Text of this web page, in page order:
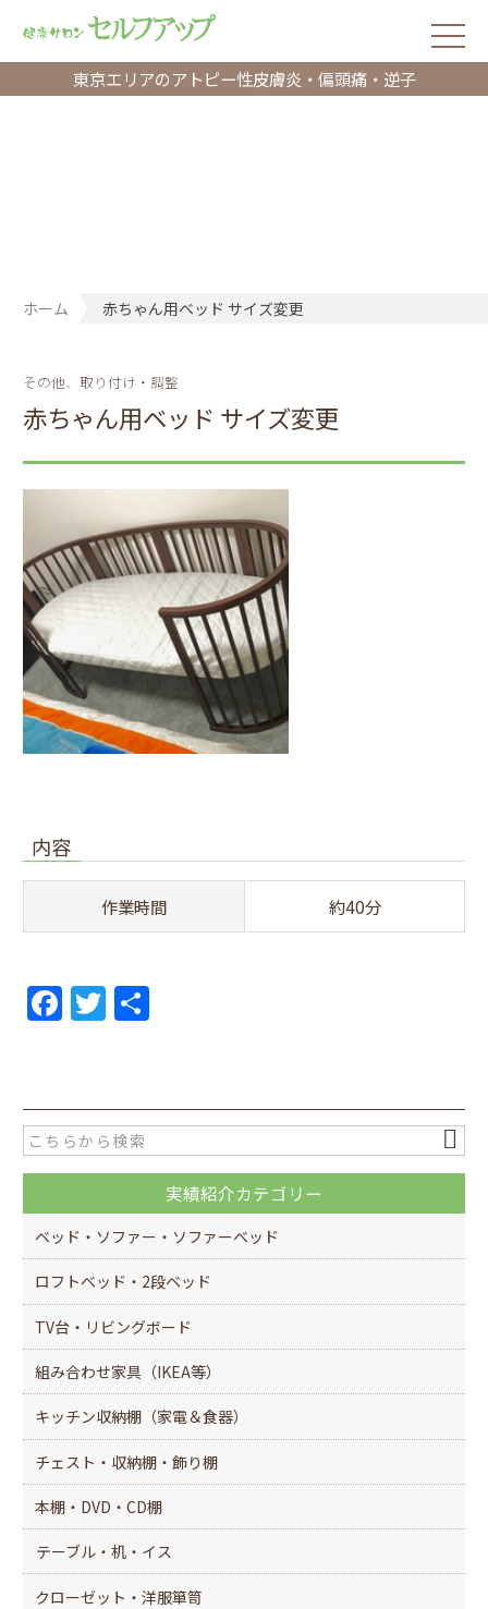
東京エリアのアトピー性皮膚炎・偏頭痛・逆子
ホーム 赤ちゃん用ベッド サイズ変更
その他、取り付け・調整
赤ちゃん用ベッド サイズ変更
内容
作業時間 約40分
F
a
e
b
o
o
k
T
w
er
実績紹介カテゴリー
ベッド・ソファー・ソファーベッド
ロフトベッド・2段ベッド
TV台・リビングボード
組み合わせ家具（IKEA等）
キッチン収納棚（家電＆食器）
チェスト・収納棚・飾り棚
本棚・DVD・CD棚
テーブル・机・イス
クローゼット・洋服箪笥